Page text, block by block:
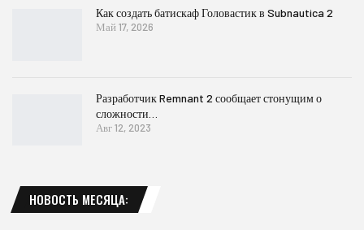
Как создать батискаф Головастик в Subnautica 2
Май 17, 2026
Разработчик Remnant 2 сообщает стонущим о
сложности…
Авг 12, 2023
НОВОСТЬ МЕСЯЦА: